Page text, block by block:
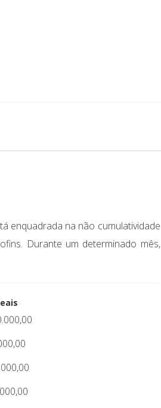
enquadrada na não cumulatividade
Durante um determinado mês,